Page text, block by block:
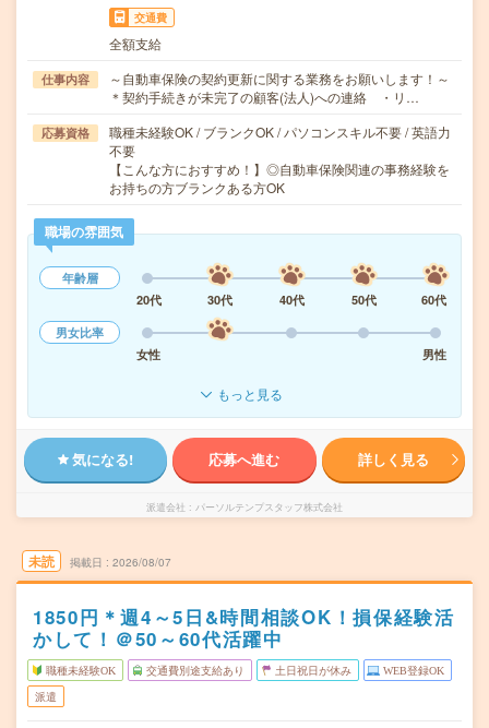
交通費
全額支給
仕事内容
～自動車保険の契約更新に関する業務をお願いします！～
＊契約手続きが未完了の顧客(法人)への連絡 ・リ…
応募資格
職種未経験OK / ブランクOK / パソコンスキル不要 / 英語力
不要
【こんな方におすすめ！】◎自動車保険関連の事務経験を
お持ちの方ブランクある方OK
職場の雰囲気
年齢層
20代
30代 40代 50代
60代
男女比率
女性
男性
もっと見る
気になる! 応募へ進む 詳しく見る
派遣会社 パーソルテンプスタッフ株式会社
未読 掲載日 2026/08/07
1850円＊週4～5日&時間相談OK！損保経験活
かして！＠50～60代活躍中
職種未経験OK 交通費別途支給あり 土日祝日が休み WEB登録OK
派遣